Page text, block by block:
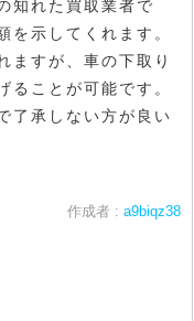
知れた買取業者で
を示してくれます。
ますが、車の下取り
ることが可能です。
了承しない方が良い
作成者 : a9biqz38